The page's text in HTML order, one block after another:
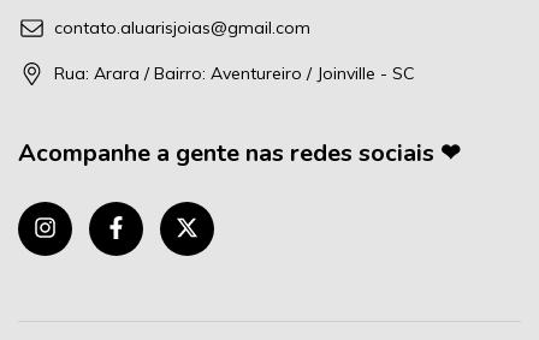
contato.aluarisjoias@gmail.com
Rua: Arara / Bairro: Aventureiro / Joinville - SC
Acompanhe a gente nas redes sociais ❤